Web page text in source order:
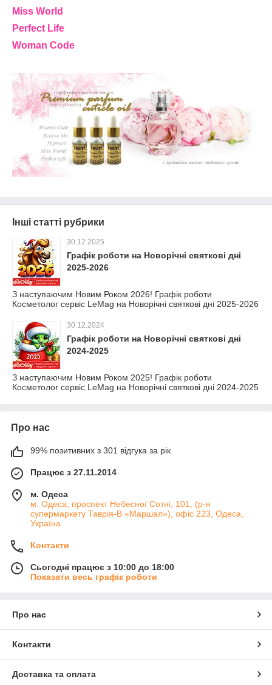
Miss World
Perfect Life
Woman Code
Інші статті рубрики
30.12.2025
Графік роботи на Новорічні святкові дні
2025-2026
З наступаючим Новим Роком 2026! Графік роботи
Косметолог сервіс LeMag на Новорічні святкові дні 2025-2026
30.12.2024
Графік роботи на Новорічні святкові дні
2024-2025
З наступаючим Новим Роком 2025! Графік роботи
Косметолог сервіс LeMag на Новорічні святкові дні 2024-2025
Про нас
99% позитивних з 301 відгука за рік
Працює з 27.11.2014
м. Одеса
м. Одеса, проспект Небесної Сотні, 101, (р-н
супермаркету Таврія-В «Маршал»), офіс 223, Одеса,
Україна
Контакти
Сьогодні працює з 10:00 до 18:00
Показати весь графік роботи
Про нас
Контакти
Доставка та оплата